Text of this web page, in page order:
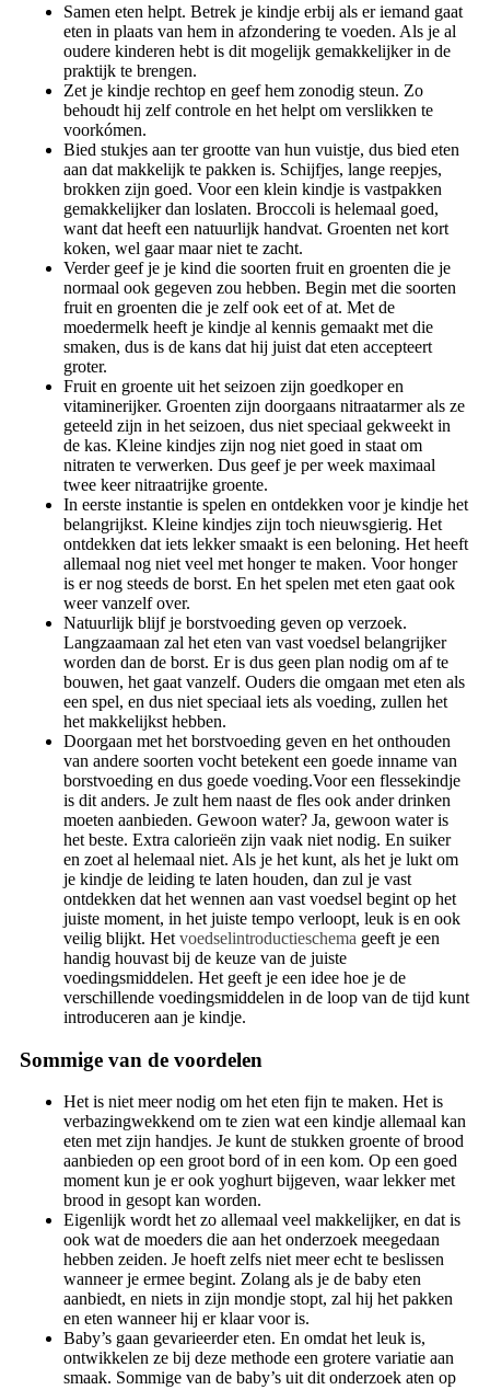
Samen eten helpt. Betrek je kindje erbij als er iemand gaat
eten in plaats van hem in afzondering te voeden. Als je al
oudere kinderen hebt is dit mogelijk gemakkelijker in de
praktijk te brengen.
Zet je kindje rechtop en geef hem zonodig steun. Zo
behoudt hij zelf controle en het helpt om verslikken te
voorkómen.
Bied stukjes aan ter grootte van hun vuistje, dus bied eten
aan dat makkelijk te pakken is. Schijfjes, lange reepjes,
brokken zijn goed. Voor een klein kindje is vastpakken
gemakkelijker dan loslaten. Broccoli is helemaal goed,
want dat heeft een natuurlijk handvat. Groenten net kort
koken, wel gaar maar niet te zacht.
Verder geef je je kind die soorten fruit en groenten die je
normaal ook gegeven zou hebben. Begin met die soorten
fruit en groenten die je zelf ook eet of at. Met de
moedermelk heeft je kindje al kennis gemaakt met die
smaken, dus is de kans dat hij juist dat eten accepteert
groter.
Fruit en groente uit het seizoen zijn goedkoper en
vitaminerijker. Groenten zijn doorgaans nitraatarmer als ze
geteeld zijn in het seizoen, dus niet speciaal gekweekt in
de kas. Kleine kindjes zijn nog niet goed in staat om
nitraten te verwerken. Dus geef je per week maximaal
twee keer nitraatrijke groente.
In eerste instantie is spelen en ontdekken voor je kindje het
belangrijkst. Kleine kindjes zijn toch nieuwsgierig. Het
ontdekken dat iets lekker smaakt is een beloning. Het heeft
allemaal nog niet veel met honger te maken. Voor honger
is er nog steeds de borst. En het spelen met eten gaat ook
weer vanzelf over.
Natuurlijk blijf je borstvoeding geven op verzoek.
Langzaamaan zal het eten van vast voedsel belangrijker
worden dan de borst. Er is dus geen plan nodig om af te
bouwen, het gaat vanzelf. Ouders die omgaan met eten als
een spel, en dus niet speciaal iets als voeding, zullen het
het makkelijkst hebben.
Doorgaan met het borstvoeding geven en het onthouden
van andere soorten vocht betekent een goede inname van
borstvoeding en dus goede voeding.Voor een flessekindje
is dit anders. Je zult hem naast de fles ook ander drinken
moeten aanbieden. Gewoon water? Ja, gewoon water is
het beste. Extra calorieën zijn vaak niet nodig. En suiker
en zoet al helemaal niet. Als je het kunt, als het je lukt om
je kindje de leiding te laten houden, dan zul je vast
ontdekken dat het wennen aan vast voedsel begint op het
juiste moment, in het juiste tempo verloopt, leuk is en ook
veilig blijkt. Het voedselintroductieschema geeft je een
handig houvast bij de keuze van de juiste
voedingsmiddelen. Het geeft je een idee hoe je de
verschillende voedingsmiddelen in de loop van de tijd kunt
introduceren aan je kindje.
Sommige van de voordelen
Het is niet meer nodig om het eten fijn te maken. Het is
verbazingwekkend om te zien wat een kindje allemaal kan
eten met zijn handjes. Je kunt de stukken groente of brood
aanbieden op een groot bord of in een kom. Op een goed
moment kun je er ook yoghurt bijgeven, waar lekker met
brood in gesopt kan worden.
Eigenlijk wordt het zo allemaal veel makkelijker, en dat is
ook wat de moeders die aan het onderzoek meegedaan
hebben zeiden. Je hoeft zelfs niet meer echt te beslissen
wanneer je ermee begint. Zolang als je de baby eten
aanbiedt, en niets in zijn mondje stopt, zal hij het pakken
en eten wanneer hij er klaar voor is.
Baby’s gaan gevarieerder eten. En omdat het leuk is,
ontwikkelen ze bij deze methode een grotere variatie aan
smaak. Sommige van de baby’s uit dit onderzoek aten op